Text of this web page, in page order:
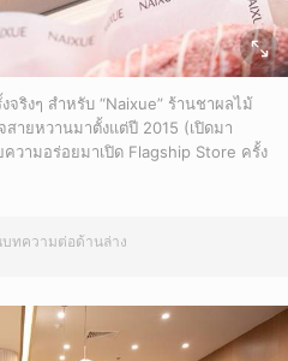
ริงๆ สำหรับ “Naixue” ร้านชาผลไม้
ายหวานมาตั้งแต่ปี 2015 (เปิดมา
วามอร่อยมาเปิด Flagship Store ครั้ง
ทความต่อด้านล่าง